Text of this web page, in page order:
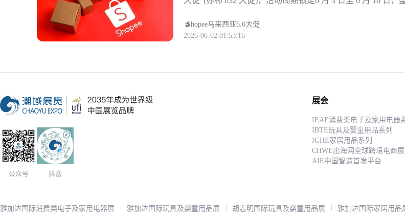
驱动，平台加码流量与补贴资源，助力卖家冲刺上半年销量巅
言更是不可错过的增长机遇。作为 Shopee 马来西亚年度核心
示，大促期间主会场流量集中度预计超平日 5 倍，跨境直邮、
提前 2 周完成全链路筹备。备货层面，结合马来市场消费偏好
用品、平价美妆、3C 配件、母婴玩具等热销品类，依据历史
Shopee马来西亚6.6大促
2026-06-02 01:53:16
公众号 抖音
展会
IEAE消费类电子及家用电器
IBTE玩具及婴童用品系列
IGHE家居用品系列
CHWE出海网全球跨境电商展
AIE中国智造首发平台
雅加达国际消费类电子及家用电器展 雅加达国际玩具及婴童用品展 胡志明国际玩具及婴童用品展 雅加达国际家居用品